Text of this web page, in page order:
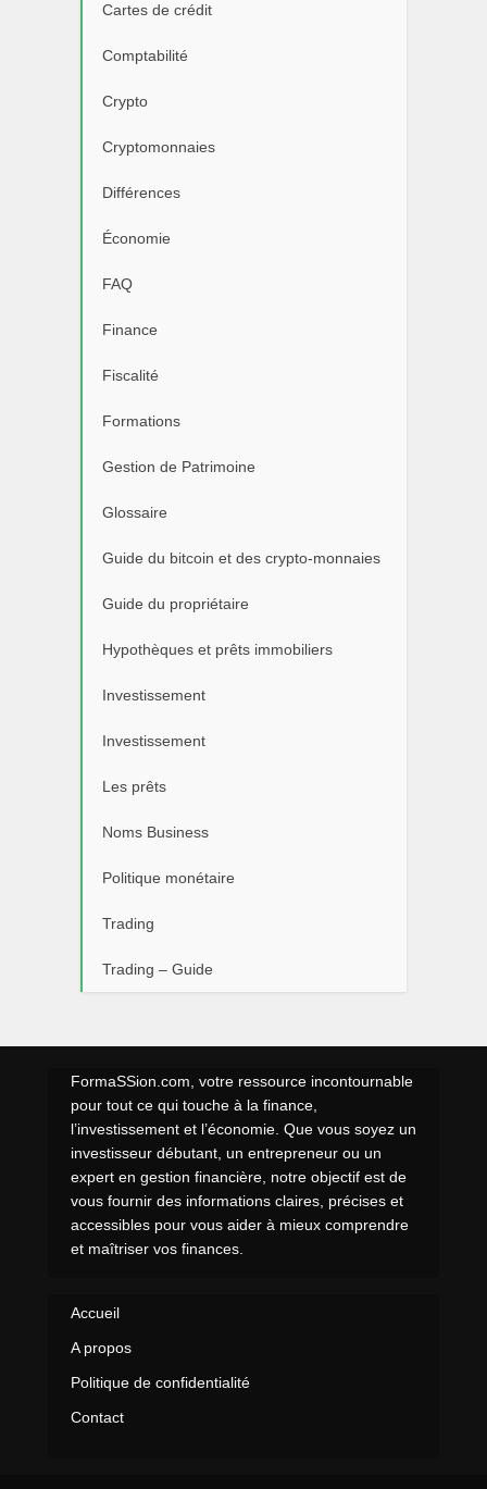
Cartes de crédit
Comptabilité
Crypto
Cryptomonnaies
Différences
Économie
FAQ
Finance
Fiscalité
Formations
Gestion de Patrimoine
Glossaire
Guide du bitcoin et des crypto-monnaies
Guide du propriétaire
Hypothèques et prêts immobiliers
Investissement
Investissement
Les prêts
Noms Business
Politique monétaire
Trading
Trading – Guide
FormaSSion.com, votre ressource incontournable
pour tout ce qui touche à la finance,
l’investissement et l’économie. Que vous soyez un
investisseur débutant, un entrepreneur ou un
expert en gestion financière, notre objectif est de
vous fournir des informations claires, précises et
accessibles pour vous aider à mieux comprendre
et maîtriser vos finances.
Accueil
A propos
Politique de confidentialité
Contact